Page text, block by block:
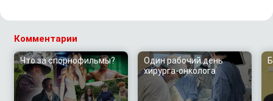
Комментарии
Что за спорнофильмы?
Один рабочий день
хирурга-онколога